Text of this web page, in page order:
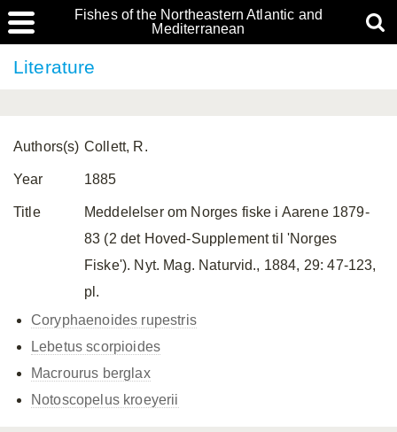
Fishes of the Northeastern Atlantic and
Mediterranean
Literature
Authors(s) Collett, R.
Year 1885
Title
Meddelelser om Norges fiske i Aarene 1879-
83 (2 det Hoved-Supplement til 'Norges
Fiske'). Nyt. Mag. Naturvid., 1884, 29: 47-123,
pl.
Coryphaenoides rupestris
Lebetus scorpioides
Macrourus berglax
Notoscopelus kroeyerii